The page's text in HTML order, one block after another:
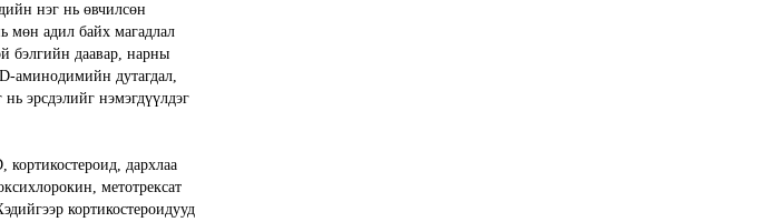
нэг нь өвчилсөн
мөн адил байх магадлал
бэлгийн даавар, нарны
дутагдал,
нь эрсдэлийг нэмэгдүүлдэг
дархлаа
метотрексат
кортикостероидууд